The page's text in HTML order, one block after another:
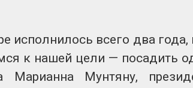
исполнилось всего два
к нашей цели — посадить
Мунтяну,